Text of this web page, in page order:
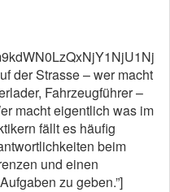
der Strasse – wer macht
Fahrzeugführer –
macht eigentlich was im
fällt es häufig
beim
und einen
zu geben.”]